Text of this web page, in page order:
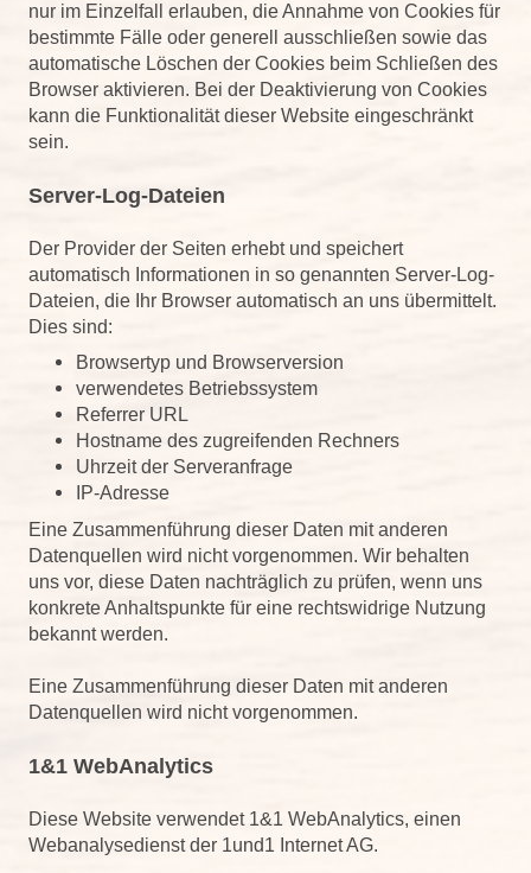
nur im Einzelfall erlauben, die Annahme von Cookies für
bestimmte Fälle oder generell ausschließen sowie das
automatische Löschen der Cookies beim Schließen des
Browser aktivieren. Bei der Deaktivierung von Cookies
kann die Funktionalität dieser Website eingeschränkt
sein.
Server-Log-Dateien
Der Provider der Seiten erhebt und speichert
automatisch Informationen in so genannten Server-Log-
Dateien, die Ihr Browser automatisch an uns übermittelt.
Dies sind:
Browsertyp und Browserversion
verwendetes Betriebssystem
Referrer URL
Hostname des zugreifenden Rechners
Uhrzeit der Serveranfrage
IP-Adresse
Eine Zusammenführung dieser Daten mit anderen
Datenquellen wird nicht vorgenommen. Wir behalten
uns vor, diese Daten nachträglich zu prüfen, wenn uns
konkrete Anhaltspunkte für eine rechtswidrige Nutzung
bekannt werden.
Eine Zusammenführung dieser Daten mit anderen
Datenquellen wird nicht vorgenommen.
1&1 WebAnalytics
Diese Website verwendet 1&1 WebAnalytics, einen
Webanalysedienst der 1und1 Internet AG.